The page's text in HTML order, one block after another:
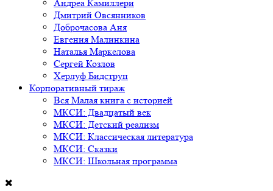
Андреа Камиллери
Дмитрий Овсянников
Доброчасова Аня
Евгения Малинкина
Наталья Маркелова
Сергей Козлов
Херлуф Бидструп
Корпоративный тираж
Вся Малая книга с историей
МКСИ: Двадцатый век
МКСИ: Детский реализм
МКСИ: Классическая литература
МКСИ: Сказки
МКСИ: Школьная программа